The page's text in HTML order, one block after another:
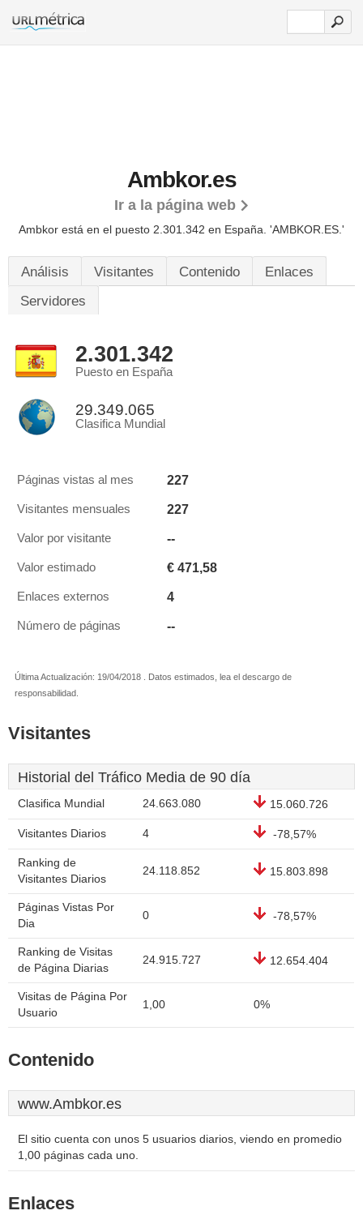
Ambkor.es
Ir a la página web
Ambkor está en el puesto 2.301.342 en España. 'AMBKOR.ES.'
Análisis Visitantes Contenido
Enlaces
Servidores
2.301.342
Puesto en España
29.349.065
Clasifica Mundial
Páginas vistas al mes 227
Visitantes mensuales 227
Valor por visitante --
Valor estimado € 471,58
Enlaces externos 4
Número de páginas --
Última Actualización: 19/04/2018 . Datos estimados, lea el descargo de
responsabilidad.
Visitantes
Historial del Tráfico Media de 90 día
Clasifica Mundial 24.663.080 15.060.726
Visitantes Diarios 4 -78,57%
Ranking de
Visitantes Diarios
24.118.852 15.803.898
Páginas Vistas Por
Dia
0 -78,57%
Ranking de Visitas
de Página Diarias
24.915.727 12.654.404
Visitas de Página Por
Usuario
1,00 0%
Contenido
www.Ambkor.es
El sitio cuenta con unos 5 usuarios diarios, viendo en promedio
1,00 páginas cada uno.
Enlaces